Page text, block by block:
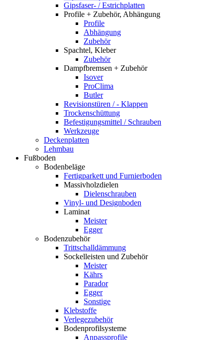
Gipsfaser- / Estrichplatten
Profile + Zubehör, Abhängung
Profile
Abhängung
Zubehör
Spachtel, Kleber
Zubehör
Dampfbremsen + Zubehör
Isover
ProClima
Butler
Revisionstüren / - Klappen
Trockenschüttung
Befestigungsmittel / Schrauben
Werkzeuge
Deckenplatten
Lehmbau
Fußboden
Bodenbeläge
Fertigparkett und Furnierboden
Massivholzdielen
Dielenschrauben
Vinyl- und Designboden
Laminat
Meister
Egger
Bodenzubehör
Trittschalldämmung
Sockelleisten und Zubehör
Meister
Kährs
Parador
Egger
Sonstige
Klebstoffe
Verlegezubehör
Bodenprofilsysteme
Anpassprofile